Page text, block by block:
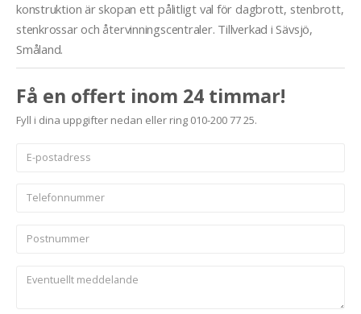
konstruktion är skopan ett pålitligt val för dagbrott, stenbrott,
stenkrossar och återvinningscentraler. Tillverkad i Sävsjö,
Småland.
Få en offert inom 24 timmar!
Fyll i dina uppgifter nedan eller ring 010-200 77 25.